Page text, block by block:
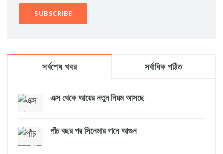
সর্বশেষ খবর সর্বাধিক পঠিত
এক্স থেকে আয়ের নতুন নিয়ম আসছে
পাঁচ বছর পর সিনেমার গানে আগুন